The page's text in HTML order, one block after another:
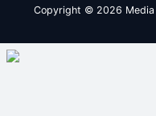
Copyright © 2026 Media